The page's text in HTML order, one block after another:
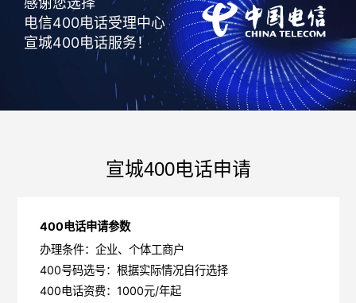
电信400电话受理中心
宣城400电话服务！
宣城400电话申请
400电话申请参数
办理条件：企业、个体工商户
400号码选号：根据实际情况自行选择
400电话资费：1000元/年起